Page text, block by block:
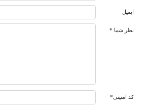
ایمیل
نظر شما *
کد امنیتی*